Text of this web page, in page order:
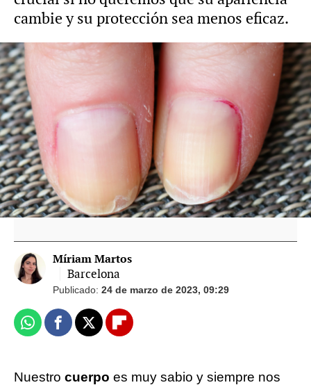
cambie y su protección sea menos eficaz.
¿Por qué a veces nos duelen las uñas?
uñas pueden aumentar el riesgo de cáncer de
Trucos para hacer que las uñas parezcan más
largas
Míriam Martos
Barcelona
Publicado: 24 de marzo de 2023, 09:29
WhatsappFacebook
X Flipboard
Nuestro cuerpo es muy sabio y siempre nos